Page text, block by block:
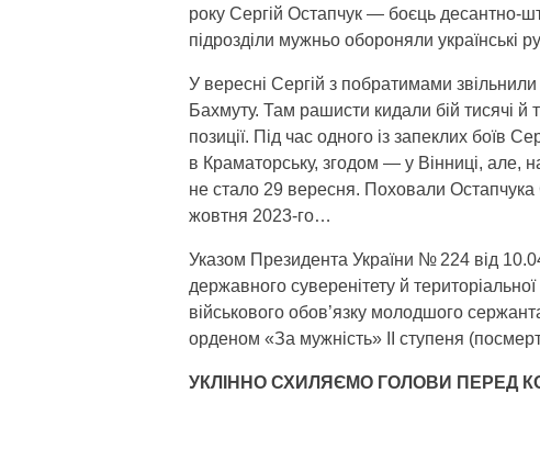
року Сергій Остапчук — боєць десантно-
підрозділи мужньо обороняли українські
У вересні Сергій з побратимами звільнили
Бахмуту. Там рашисти кидали бій тисячі й
позиції. Під час одного із запеклих боїв
в Краматорську, згодом — у Вінниці, але,
не стало 29 вересня. Поховали Остапчука
жовтня 2023-го…
Указом Президента України № 224 від
державного суверенітету й
військового обов’язку молодшого
орденом «За мужність» ІІ ступеня
УКЛІННО СХИЛЯЄМО ГОЛОВИ ПЕРЕД